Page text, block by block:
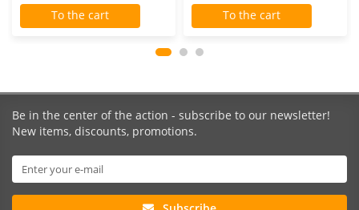
To the cart To the cart
Be in the center of the action - subscribe to our newsletter!
New items, discounts, promotions.